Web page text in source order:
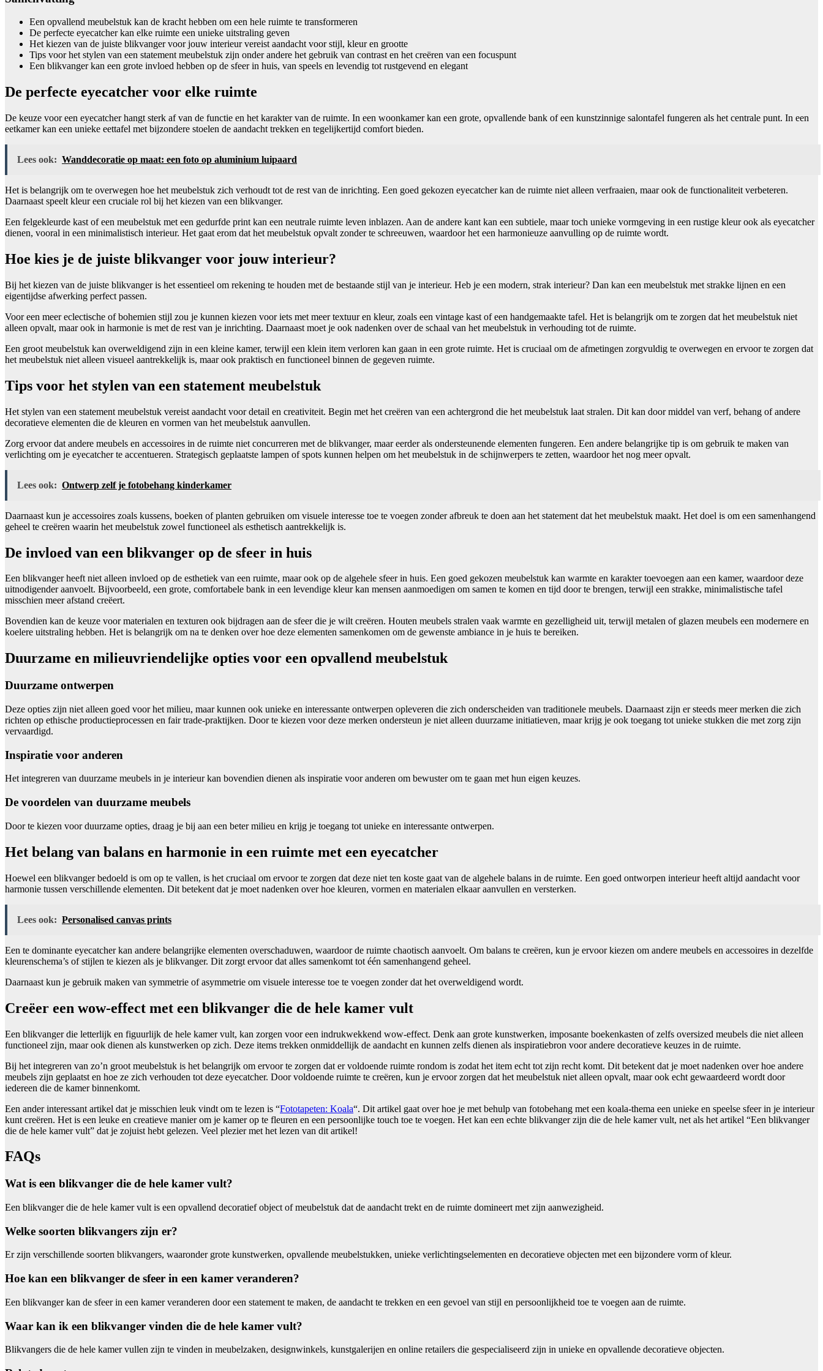
Een opvallend meubelstuk kan de kracht hebben om een hele ruimte te transformeren
De perfecte eyecatcher kan elke ruimte een unieke uitstraling geven
Het kiezen van de juiste blikvanger voor jouw interieur vereist aandacht voor stijl, kleur en grootte
Tips voor het stylen van een statement meubelstuk zijn onder andere het gebruik van contrast en het creëren van een focuspunt
Een blikvanger kan een grote invloed hebben op de sfeer in huis, van speels en levendig tot rustgevend en elegant
De perfecte eyecatcher voor elke ruimte
De keuze voor een eyecatcher hangt sterk af van de functie en het karakter van de ruimte. In een woonkamer kan een grote, opvallende bank of een kunstzinnige salontafel fungeren als het centrale punt. In een
eetkamer kan een unieke eettafel met bijzondere stoelen de aandacht trekken en tegelijkertijd comfort bieden.
Lees ook: Wanddecoratie op maat: een foto op aluminium luipaard
Het is belangrijk om te overwegen hoe het meubelstuk zich verhoudt tot de rest van de inrichting. Een goed gekozen eyecatcher kan de ruimte niet alleen verfraaien, maar ook de functionaliteit verbeteren.
Daarnaast speelt kleur een cruciale rol bij het kiezen van een blikvanger.
Een felgekleurde kast of een meubelstuk met een gedurfde print kan een neutrale ruimte leven inblazen. Aan de andere kant kan een subtiele, maar toch unieke vormgeving in een rustige kleur ook als eyecatcher
dienen, vooral in een minimalistisch interieur. Het gaat erom dat het meubelstuk opvalt zonder te schreeuwen, waardoor het een harmonieuze aanvulling op de ruimte wordt.
Hoe kies je de juiste blikvanger voor jouw interieur?
Bij het kiezen van de juiste blikvanger is het essentieel om rekening te houden met de bestaande stijl van je interieur. Heb je een modern, strak interieur? Dan kan een meubelstuk met strakke lijnen en een
eigentijdse afwerking perfect passen.
Voor een meer eclectische of bohemien stijl zou je kunnen kiezen voor iets met meer textuur en kleur, zoals een vintage kast of een handgemaakte tafel. Het is belangrijk om te zorgen dat het meubelstuk niet
alleen opvalt, maar ook in harmonie is met de rest van je inrichting. Daarnaast moet je ook nadenken over de schaal van het meubelstuk in verhouding tot de ruimte.
Een groot meubelstuk kan overweldigend zijn in een kleine kamer, terwijl een klein item verloren kan gaan in een grote ruimte. Het is cruciaal om de afmetingen zorgvuldig te overwegen en ervoor te zorgen dat
het meubelstuk niet alleen visueel aantrekkelijk is, maar ook praktisch en functioneel binnen de gegeven ruimte.
Tips voor het stylen van een statement meubelstuk
Het stylen van een statement meubelstuk vereist aandacht voor detail en creativiteit. Begin met het creëren van een achtergrond die het meubelstuk laat stralen. Dit kan door middel van verf, behang of andere
decoratieve elementen die de kleuren en vormen van het meubelstuk aanvullen.
Zorg ervoor dat andere meubels en accessoires in de ruimte niet concurreren met de blikvanger, maar eerder als ondersteunende elementen fungeren. Een andere belangrijke tip is om gebruik te maken van
verlichting om je eyecatcher te accentueren. Strategisch geplaatste lampen of spots kunnen helpen om het meubelstuk in de schijnwerpers te zetten, waardoor het nog meer opvalt.
Lees ook: Ontwerp zelf je fotobehang kinderkamer
Daarnaast kun je accessoires zoals kussens, boeken of planten gebruiken om visuele interesse toe te voegen zonder afbreuk te doen aan het statement dat het meubelstuk maakt. Het doel is om een samenhangend
geheel te creëren waarin het meubelstuk zowel functioneel als esthetisch aantrekkelijk is.
De invloed van een blikvanger op de sfeer in huis
Een blikvanger heeft niet alleen invloed op de esthetiek van een ruimte, maar ook op de algehele sfeer in huis. Een goed gekozen meubelstuk kan warmte en karakter toevoegen aan een kamer, waardoor deze
uitnodigender aanvoelt. Bijvoorbeeld, een grote, comfortabele bank in een levendige kleur kan mensen aanmoedigen om samen te komen en tijd door te brengen, terwijl een strakke, minimalistische tafel
misschien meer afstand creëert.
Bovendien kan de keuze voor materialen en texturen ook bijdragen aan de sfeer die je wilt creëren. Houten meubels stralen vaak warmte en gezelligheid uit, terwijl metalen of glazen meubels een modernere en
koelere uitstraling hebben. Het is belangrijk om na te denken over hoe deze elementen samenkomen om de gewenste ambiance in je huis te bereiken.
Duurzame en milieuvriendelijke opties voor een opvallend meubelstuk
Duurzame ontwerpen
Deze opties zijn niet alleen goed voor het milieu, maar kunnen ook unieke en interessante ontwerpen opleveren die zich onderscheiden van traditionele meubels. Daarnaast zijn er steeds meer merken die zich
richten op ethische productieprocessen en fair trade-praktijken. Door te kiezen voor deze merken ondersteun je niet alleen duurzame initiatieven, maar krijg je ook toegang tot unieke stukken die met zorg zijn
vervaardigd.
Inspiratie voor anderen
Het integreren van duurzame meubels in je interieur kan bovendien dienen als inspiratie voor anderen om bewuster om te gaan met hun eigen keuzes.
De voordelen van duurzame meubels
Door te kiezen voor duurzame opties, draag je bij aan een beter milieu en krijg je toegang tot unieke en interessante ontwerpen.
Het belang van balans en harmonie in een ruimte met een eyecatcher
Hoewel een blikvanger bedoeld is om op te vallen, is het cruciaal om ervoor te zorgen dat deze niet ten koste gaat van de algehele balans in de ruimte. Een goed ontworpen interieur heeft altijd aandacht voor
harmonie tussen verschillende elementen. Dit betekent dat je moet nadenken over hoe kleuren, vormen en materialen elkaar aanvullen en versterken.
Lees ook: Personalised canvas prints
Een te dominante eyecatcher kan andere belangrijke elementen overschaduwen, waardoor de ruimte chaotisch aanvoelt. Om balans te creëren, kun je ervoor kiezen om andere meubels en accessoires in dezelfde
kleurenschema’s of stijlen te kiezen als je blikvanger. Dit zorgt ervoor dat alles samenkomt tot één samenhangend geheel.
Daarnaast kun je gebruik maken van symmetrie of asymmetrie om visuele interesse toe te voegen zonder dat het overweldigend wordt.
Creëer een wow-effect met een blikvanger die de hele kamer vult
Een blikvanger die letterlijk en figuurlijk de hele kamer vult, kan zorgen voor een indrukwekkend wow-effect. Denk aan grote kunstwerken, imposante boekenkasten of zelfs oversized meubels die niet alleen
functioneel zijn, maar ook dienen als kunstwerken op zich. Deze items trekken onmiddellijk de aandacht en kunnen zelfs dienen als inspiratiebron voor andere decoratieve keuzes in de ruimte.
Bij het integreren van zo’n groot meubelstuk is het belangrijk om ervoor te zorgen dat er voldoende ruimte rondom is zodat het item echt tot zijn recht komt. Dit betekent dat je moet nadenken over hoe andere
meubels zijn geplaatst en hoe ze zich verhouden tot deze eyecatcher. Door voldoende ruimte te creëren, kun je ervoor zorgen dat het meubelstuk niet alleen opvalt, maar ook echt gewaardeerd wordt door
iedereen die de kamer binnenkomt.
Een ander interessant artikel dat je misschien leuk vindt om te lezen is “Fototapeten: Koala“. Dit artikel gaat over hoe je met behulp van fotobehang met een koala-thema een unieke en speelse sfeer in je interieur
kunt creëren. Het is een leuke en creatieve manier om je kamer op te fleuren en een persoonlijke touch toe te voegen. Het kan een echte blikvanger zijn die de hele kamer vult, net als het artikel “Een blikvanger
die de hele kamer vult” dat je zojuist hebt gelezen. Veel plezier met het lezen van dit artikel!
FAQs
Wat is een blikvanger die de hele kamer vult?
Een blikvanger die de hele kamer vult is een opvallend decoratief object of meubelstuk dat de aandacht trekt en de ruimte domineert met zijn aanwezigheid.
Welke soorten blikvangers zijn er?
Er zijn verschillende soorten blikvangers, waaronder grote kunstwerken, opvallende meubelstukken, unieke verlichtingselementen en decoratieve objecten met een bijzondere vorm of kleur.
Hoe kan een blikvanger de sfeer in een kamer veranderen?
Een blikvanger kan de sfeer in een kamer veranderen door een statement te maken, de aandacht te trekken en een gevoel van stijl en persoonlijkheid toe te voegen aan de ruimte.
Waar kan ik een blikvanger vinden die de hele kamer vult?
Blikvangers die de hele kamer vullen zijn te vinden in meubelzaken, designwinkels, kunstgalerijen en online retailers die gespecialiseerd zijn in unieke en opvallende decoratieve objecten.